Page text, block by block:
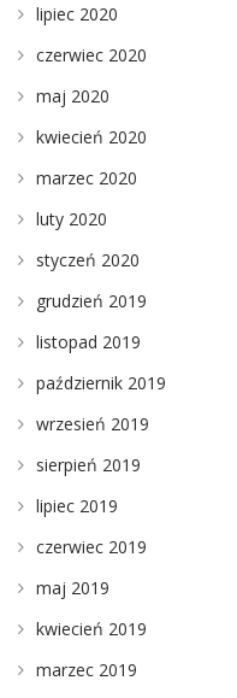
lipiec 2020
czerwiec 2020
maj 2020
kwiecień 2020
marzec 2020
luty 2020
styczeń 2020
grudzień 2019
listopad 2019
październik 2019
wrzesień 2019
sierpień 2019
lipiec 2019
czerwiec 2019
maj 2019
kwiecień 2019
marzec 2019